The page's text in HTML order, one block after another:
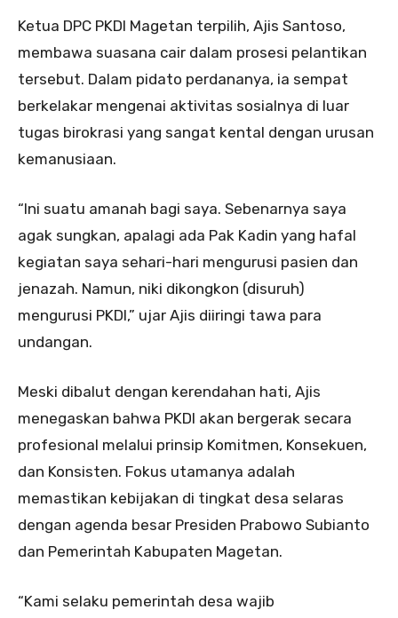
Ketua DPC PKDI Magetan terpilih, Ajis Santoso,
membawa suasana cair dalam prosesi pelantikan
tersebut. Dalam pidato perdananya, ia sempat
berkelakar mengenai aktivitas sosialnya di luar
tugas birokrasi yang sangat kental dengan urusan
kemanusiaan.
“Ini suatu amanah bagi saya. Sebenarnya saya
agak sungkan, apalagi ada Pak Kadin yang hafal
kegiatan saya sehari-hari mengurusi pasien dan
jenazah. Namun, niki dikongkon (disuruh)
mengurusi PKDI,” ujar Ajis diiringi tawa para
undangan.
Meski dibalut dengan kerendahan hati, Ajis
menegaskan bahwa PKDI akan bergerak secara
profesional melalui prinsip Komitmen, Konsekuen,
dan Konsisten. Fokus utamanya adalah
memastikan kebijakan di tingkat desa selaras
dengan agenda besar Presiden Prabowo Subianto
dan Pemerintah Kabupaten Magetan.
“Kami selaku pemerintah desa wajib